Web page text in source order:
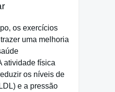
os exercícios
uma melhoria
atividade física
os níveis de
e a pressão